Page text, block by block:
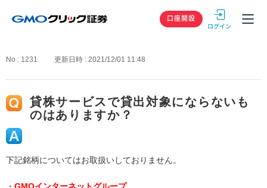
GMOクリック
口座開設
No : 1231 更新日時 : 2021/12/01 11:48
貸株サービスで貸出対象にならないも
のはありますか？
下記銘柄についてはお取扱いしておりません。